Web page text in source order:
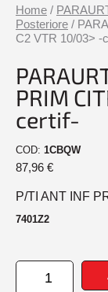
Home /
Posteriore /
C2 VTR 10/03> -
PRIM
certif-
COD: 1CBQW
87,96 €
P/TI ANT INF
7401Z2
PARAURTI
ANTERIORE